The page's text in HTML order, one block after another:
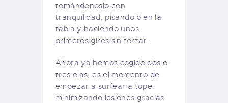
tomándonoslo con
tranquilidad, pisando bien la
tabla y haciendo unos
primeros giros sin forzar.
Ahora ya hemos cogido dos o
tres olas, es el momento de
empezar a surfear a tope
minimizando lesiones gracias